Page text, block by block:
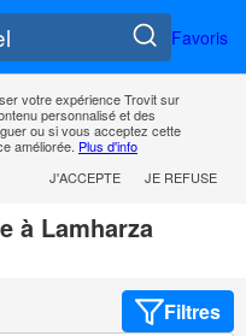
Favoris
votre expérience Trovit sur
personnalisé et des
ou si vous acceptez cette
améliorée. Plus d'info
J'ACCEPTE
JE REFUSE
à Lamharza
Filtres